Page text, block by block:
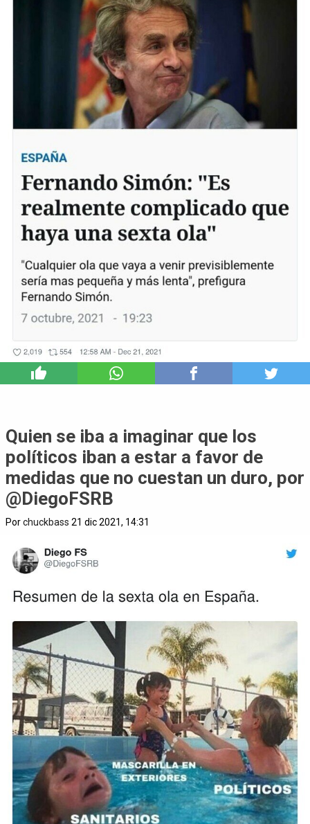
Quien se iba a imaginar que los
políticos iban a estar a favor de
medidas que no cuestan un duro, por
@DiegoFSRB
Porchuckbass 21 dic 2021, 14:31